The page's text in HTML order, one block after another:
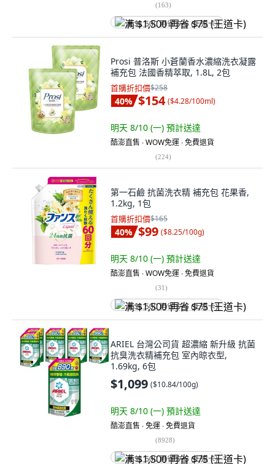
(163)
满 $1,500 再省 $75 (王道卡)
Prosi 普洛斯 小蒼蘭香水濃縮洗衣凝露
補充包 法國香精萃取, 1.8L, 2包
首購折扣價$258
40% $154 ($4.28/100ml)
明天 8/10 (一) 預計送達
酷澎直售 ∙ WOW免運 ∙ 免費退貨
(224)
第一石鹼 抗菌洗衣精 補充包 花果香,
1.2kg, 1包
首購折扣價$165
40% $99 ($8.25/100g)
明天 8/10 (一) 預計送達
酷澎直售 ∙ WOW免運 ∙ 免費退貨
(31)
满 $1,500 再省 $75 (王道卡)
ARIEL 台灣公司貨 超濃縮 新升級 抗菌
抗臭洗衣精補充包 室內晾衣型,
1.69kg, 6包
$1,099 ($10.84/100g)
明天 8/10 (一) 預計送達
酷澎直售 ∙ 免運 ∙ 免費退貨
(8928)
满 $1,500 再省 $75 (王道卡)